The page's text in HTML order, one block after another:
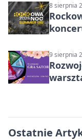
8 sierpnia
9 sierpnia
Ostatnie